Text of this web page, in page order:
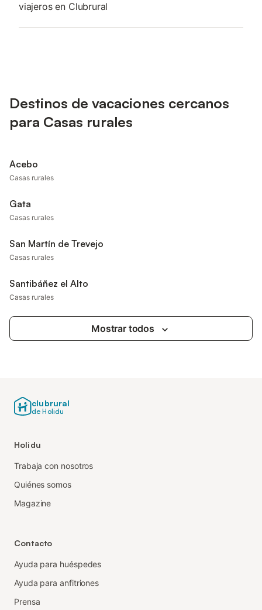
viajeros en Clubrural
Destinos de vacaciones cercanos
para Casas rurales
Acebo
Casas rurales
Gata
Casas rurales
San Martín de Trevejo
Casas rurales
Santibáñez el Alto
Casas rurales
Mostrar todos
clubrural
de Holidu
Holidu
Trabaja con nosotros
Quiénes somos
Magazine
Contacto
Ayuda para huéspedes
Ayuda para anfitriones
Prensa